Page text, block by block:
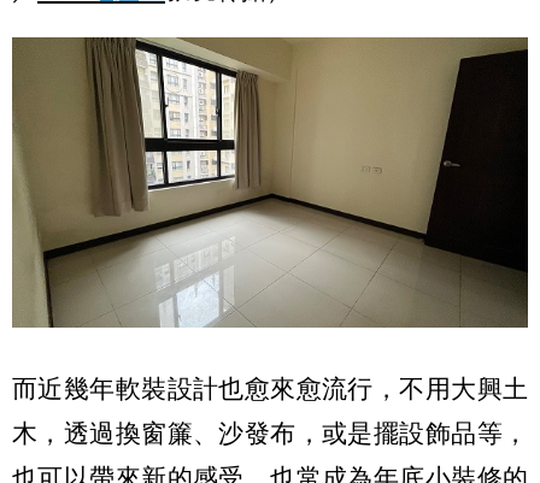
而近幾年軟裝設計也愈來愈流行，不用大興土
木，透過換窗簾、沙發布，或是擺設飾品等，
也可以帶來新的感受，也常成為年底小裝修的